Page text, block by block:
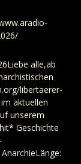
alle,ab
libertaerer-
aktuellen
unserem
Geschichte